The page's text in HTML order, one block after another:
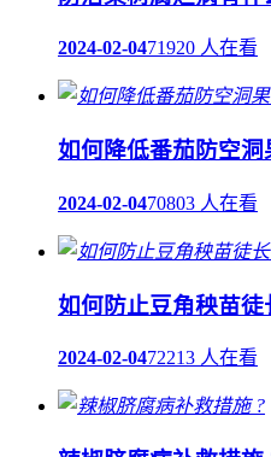
2024-02-0471920 人在看
如何降低番茄防空洞
2024-02-0470803 人在看
如何防止豆角秧苗徒
2024-02-0472213 人在看